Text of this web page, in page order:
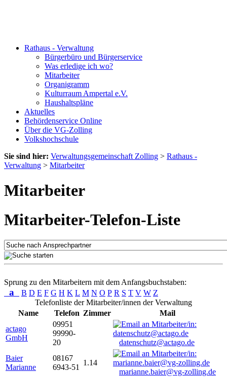
Rathaus - Verwaltung
Bürgerbüro und Bürgerservice
Was erledige ich wo?
Mitarbeiter
Organigramm
Kulturraum Ampertal e.V.
Haushaltspläne
Aktuelles
Behördenservice Online
Über die VG-Zolling
Volkshochschule
Sie sind hier: Verwaltungsgemeinschaft Zolling > Rathaus -
Verwaltung > Mitarbeiter
Mitarbeiter
Mitarbeiter-Telefon-Liste
Sprung zu den Mitarbeitern mit dem Anfangsbuchstaben:
a B D E F G H K L M N O P R S T V W Z
Telefonliste der Mitarbeiter/innen der Verwaltung
Name
Telefon Zimmer
Mail
actago
GmbH
09951
99990-
20
datenschutz@actago.de
Baier
Marianne
08167
6943-51
1.14
marianne.baier@vg-zolling.de